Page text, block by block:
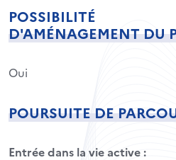
POSSIBILITÉ
D'AMÉNAGEMENT DU
Oui
POURSUITE DE
Entrée dans la vie active :